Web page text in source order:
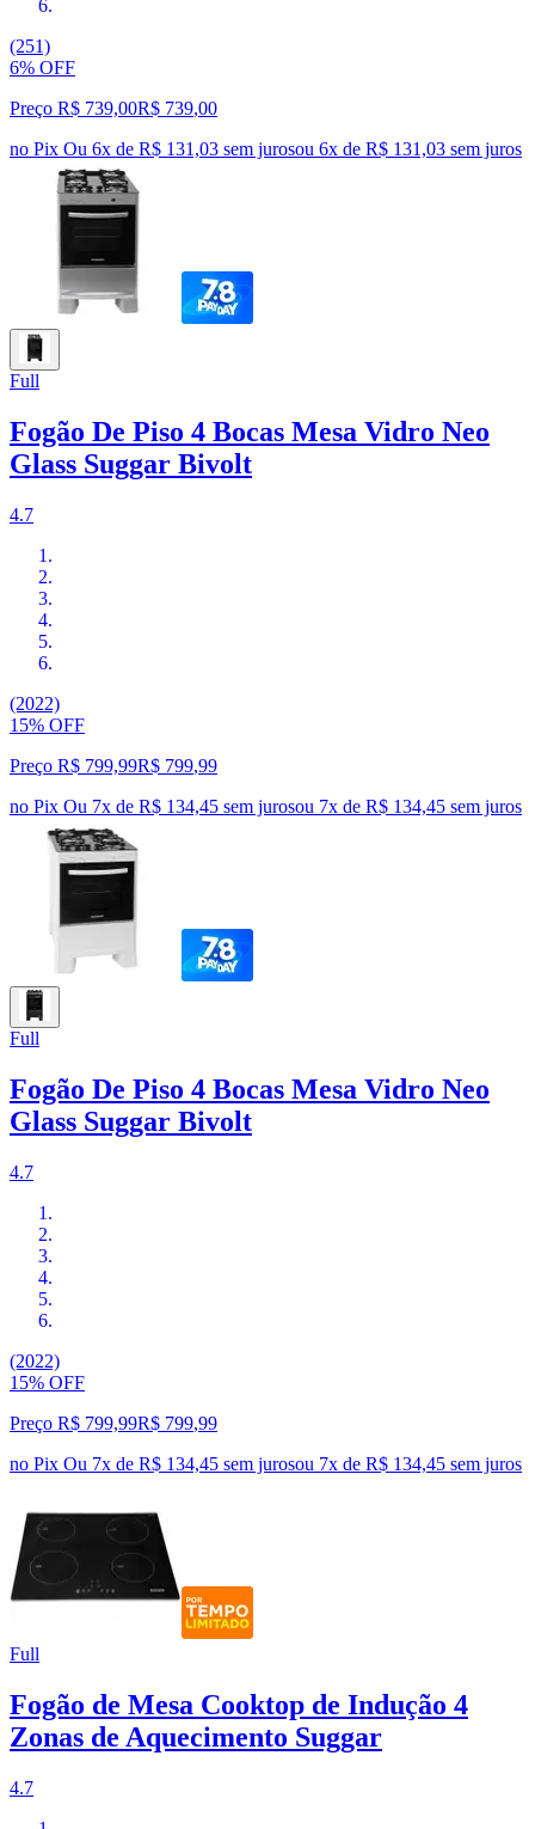
(251)
6% OFF
Preço R$ 739,00R$ 739,00
no Pix Ou 6x de R$ 131,03 sem jurosou 6x de R$ 131,03 sem juros
Full
Fogão De Piso 4 Bocas Mesa Vidro Neo
Glass Suggar Bivolt
4.7
(2022)
15% OFF
Preço R$ 799,99R$ 799,99
no Pix Ou 7x de R$ 134,45 sem jurosou 7x de R$ 134,45 sem juros
Full
Fogão De Piso 4 Bocas Mesa Vidro Neo
Glass Suggar Bivolt
4.7
(2022)
15% OFF
Preço R$ 799,99R$ 799,99
no Pix Ou 7x de R$ 134,45 sem jurosou 7x de R$ 134,45 sem juros
Full
Fogão de Mesa Cooktop de Indução 4
Zonas de Aquecimento Suggar
4.7